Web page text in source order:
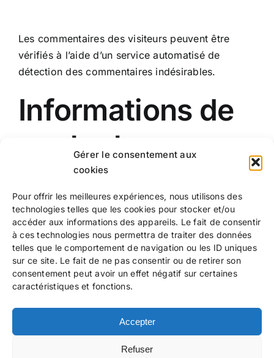
Gérer le consentement aux
cookies
Pour offrir les meilleures expériences, nous utilisons des
technologies telles que les cookies pour stocker et/ou
accéder aux informations des appareils. Le fait de consentir
à ces technologies nous permettra de traiter des données
telles que le comportement de navigation ou les ID uniques
sur ce site. Le fait de ne pas consentir ou de retirer son
consentement peut avoir un effet négatif sur certaines
caractéristiques et fonctions.
Accepter
Refuser
Les commentaires des visiteurs peuvent être
vérifiés à l’aide d’un service automatisé de
détection des commentaires indésirables.
Informations de
contact
Vous pouvez à tout moment nous contacter en
utilisant le formulaire de contact.
Côte, 21 novembre 1980) est une religieuse dominicaine
française dont la spiritualité a influencé Hans Urs von